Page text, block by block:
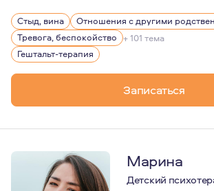
Для меня важен баланс между
Для меня ценно личное
Стыд, вина
Отношения с другими
Тревога, беспокойство + 101 тема
Гештальт-терапия
Записаться
Марина
Детский